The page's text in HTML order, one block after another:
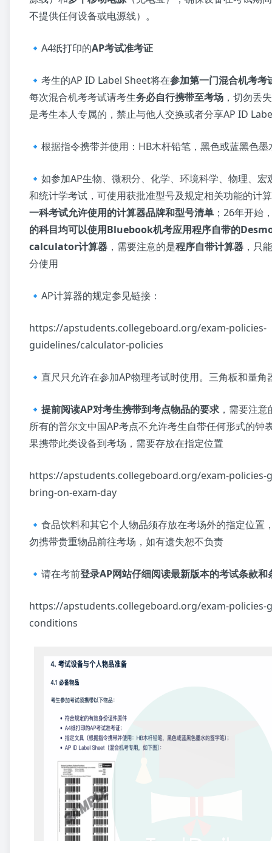
不提供任何设备或电源线）。
🔹A4纸打印的AP考试准考证
🔹考生的AP ID Label Sheet将在参加第一门混合机考考
每次混合机考考试请考生务必自行携带至考场 ，切勿丢
是考生本人专属的，禁止与他人交换或者分享AP ID
🔹根据指令携带并使用：HB木杆铅笔，黑色或蓝黑色墨
🔹如参加AP生物、微积分、化学、环境科学、物理、
和统计学考试，可使用获批准型号及规定相关功能的计
一科考试允许使用的计算器品牌和型号清单 ；26年开始
的科目均可以使用Bluebook机考应用程序自带的
calculator计算器 ，需要注意的是程序自带计算器 ，只
分使用
🔹AP计算器的规定参见链接：
https://apstudents.collegeboard.org/exam-policies-
guidelines/calculator-policies
🔹直尺只允许在参加AP物理考试时使用。三角板和量角
🔹 提前阅读AP对考生携带到考点物品的要求 ，需要注
所有的普尔文中国AP考点不允许考生自带任何形式的钟
果携带此类设备到考场，需要存放在指定位置
https://apstudents.collegeboard.org/exam-policies-
bring-on-exam-day
🔹食品饮料和其它个人物品须存放在考场外的指定位置
勿携带贵重物品前往考场，如有遗失恕不负责
🔹请在考前登录AP网站仔细阅读最新版本的考试条款和
https://apstudents.collegeboard.org/exam-policies-
conditions